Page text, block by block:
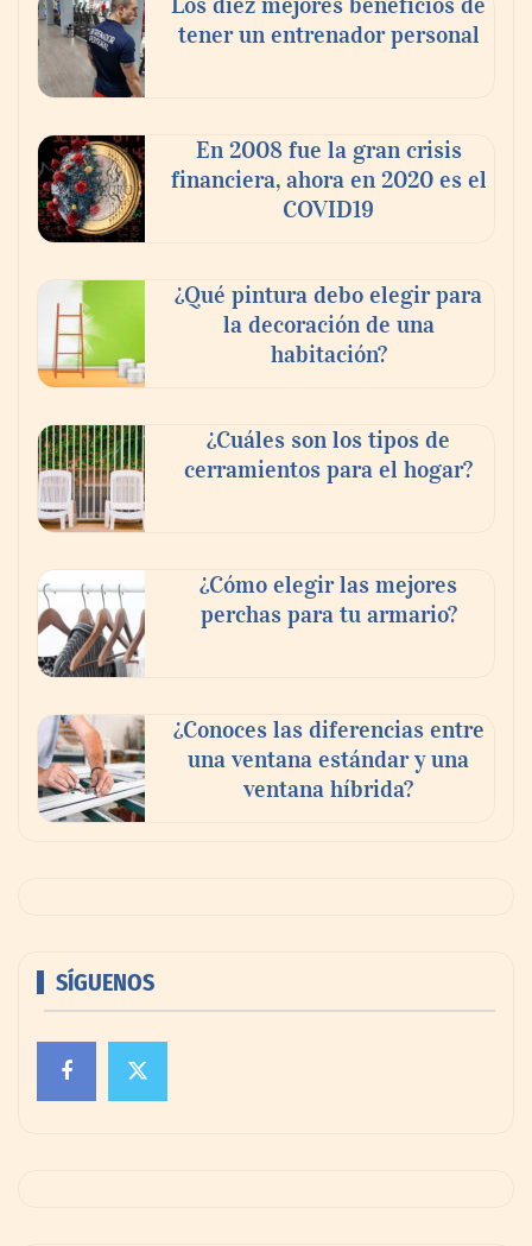
‘El ransomware se puede vencer. No
Ricardo Palacio Escobar
tener un entrenador personal
En 2008 fue la gran crisis
financiera, ahora en 2020 es el
COVID19
¿Qué pintura debo elegir para
la decoración de una
habitación?
¿Cuáles son los tipos de
cerramientos para el hogar?
¿Cómo elegir las mejores
perchas para tu armario?
¿Conoces las diferencias entre
una ventana estándar y una
ventana híbrida?
SÍGUENOS